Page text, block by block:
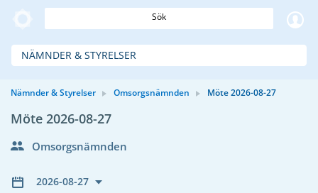
Sök
NÄMNDER & STYRELSER
Nämnder & Styrelser Omsorgsnämnden Möte 2026-08-27
Möte 2026-08-27
Omsorgsnämnden
2026-08-27